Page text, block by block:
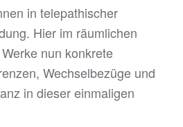
in telepathischer
Hier im räumlichen
nun konkrete
Wechselbezüge und
in dieser einmaligen